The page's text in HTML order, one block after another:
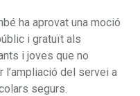
ha aprovat una moció
i gratuït als
i joves que no
del servei a
segurs.